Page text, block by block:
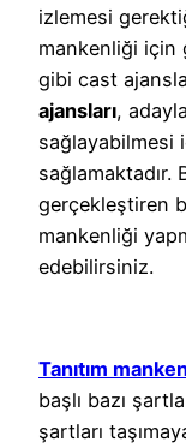
izlemesi
mankenliği için
gibi cast
ajansları,
sağlayabilmesi
sağlamaktadır.
gerçekleştiren
mankenliği
edebilirsiniz.
Tanıtım
başlı bazı
şartları